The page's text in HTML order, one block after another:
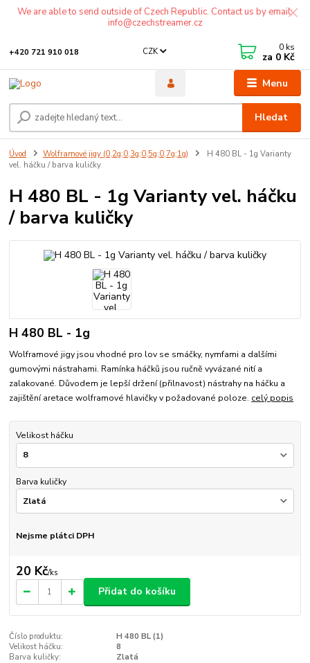
We are able to send outside of Czech Republic. Contact us by email:
info@czechstreamer.cz
Menu
CZK
Hledat
+420 721 910 018 0 ks
za 0 Kč
Úvod Wolframové jigy (0,2g;0,3g;0,5g;0,7g;1g)
H 480 BL - 1g Varianty
vel. háčku / barva kuličky
H 480 BL - 1g Varianty vel. háčku
/ barva kuličky
H 480 BL - 1g
Wolframové jigy jsou vhodné pro lov se smáčky, nymfami a dalšími
gumovými nástrahami. Ramínka háčků jsou ručně vyvázané nití a
zalakované. Důvodem je lepší držení (přilnavost) nástrahy na háčku a
zajištění aretace wolframové hlavičky v požadované poloze. celý popis
Velikost háčku
Barva kuličky
Nejsme plátci DPH
20 Kč/ks
Přidat do košíku
Číslo produktu:
H 480 BL (1)
Velikost háčku:
8
Barva kuličky:
Zlatá